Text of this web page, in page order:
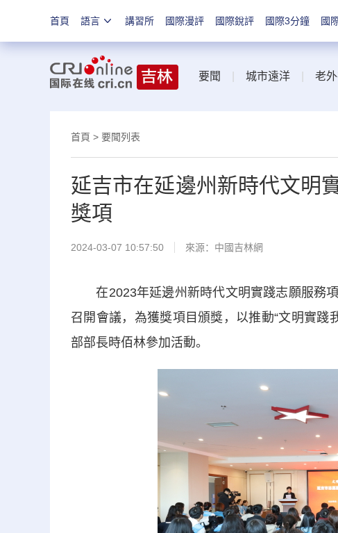
首頁 語言 講習所 國際漫評 國際銳評 國際3分鐘 國
要聞 城市遠洋 老
首頁 > 要聞列表
延吉市在延邊州新時代文明
獎項
2024-03-07 10:57:50 來源： 中國吉林網
在2023年延邊州新時代文明實踐志願服務項
召開會議，為獲獎項目頒獎，以推動“文明實
部部長時佰林參加活動。